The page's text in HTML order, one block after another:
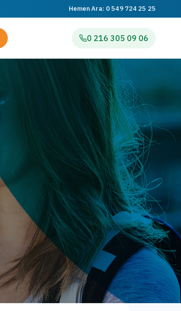
Hemen Ara: 0 549 724 25 25
0 216 305 09 06